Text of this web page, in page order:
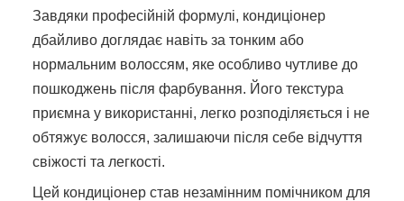
Завдяки професійній формулі, кондиціонер
дбайливо доглядає навіть за тонким або
нормальним волоссям, яке особливо чутливе до
пошкоджень після фарбування. Його текстура
приємна у використанні, легко розподіляється і не
обтяжує волосся, залишаючи після себе відчуття
свіжості та легкості.
Цей кондиціонер став незамінним помічником для